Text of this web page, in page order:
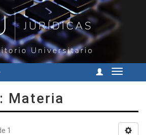
Cambiar
Materia
1